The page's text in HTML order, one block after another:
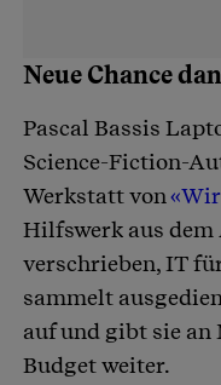
Neue Chance
Pascal Bassis
Science-Fiction-
Werkstatt von
Hilfswerk aus
verschrieben, IT
sammelt
auf und gibt sie
Budget weiter.